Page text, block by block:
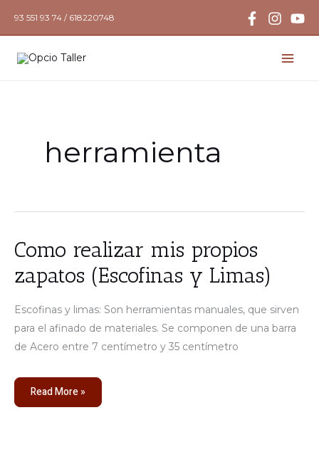
93 551 93 74 / 618220748
herramienta
Como realizar mis propios
zapatos (Escofinas y Limas)
Escofinas y limas: Son herramientas manuales, que sirven
para el afinado de materiales. Se componen de una barra
de Acero entre 7 centímetro y 35 centímetro
realizar
mis
propios
zapatos
(Escofinas
Limas)
Read More »